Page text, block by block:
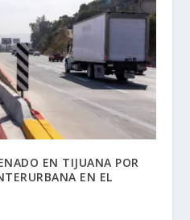
EN TIJUANA POR
EN EL